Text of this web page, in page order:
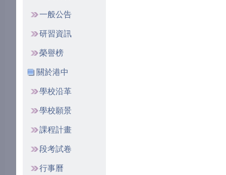
一般公告
研習資訊
榮譽榜
關於港中
學校沿革
學校願景
課程計畫
段考試卷
行事曆